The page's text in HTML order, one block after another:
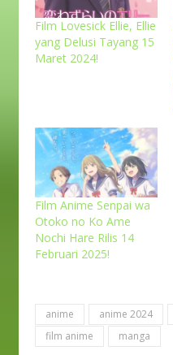
Film Lovesick Ellie, Ellie
yang Delusi Tayang 15
Maret 2024!
Film Anime Senpai wa
Otoko no Ko Ame
Nochi Hare Rilis 14
Februari 2025!
anime anime 2024
film anime
manga